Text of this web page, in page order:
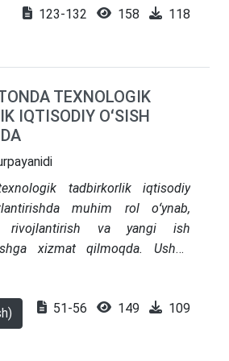
roli haqida fikr yuritadi.
salohiyatni aniqlashda axborot
123-132 158 118
TEXNOLOGIK
IQTISODIY OʻSISH
tadbirkorlik iqtisodiy
muhim rol oʻynab,
rivojlantirish va yangi ish
xizmat qilmoqda. Ushbu
muvaffaqiyatli misollar
asosiy muvaffaqiyat omillari
davlat tomonidan
51-56 149 109